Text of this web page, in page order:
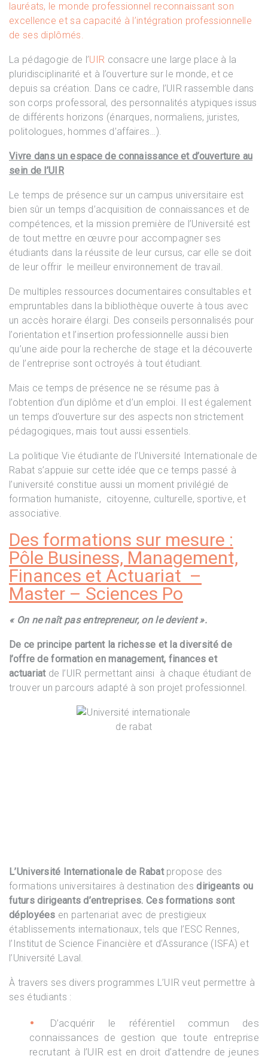
lauréats, le monde professionnel reconnaissant son
excellence et sa capacité à l’intégration professionnelle
de ses diplômés.
La pédagogie de l’UIR consacre une large place à la
pluridisciplinarité et à l’ouverture sur le monde, et ce
depuis sa création. Dans ce cadre, l’UIR rassemble dans
son corps professoral, des personnalités atypiques issus
de différents horizons (énarques, normaliens, juristes,
politologues, hommes d’affaires…).
Vivre dans un espace de connaissance et d’ouverture au
sein de l’UIR
Le temps de présence sur un campus universitaire est
bien sûr un temps d’acquisition de connaissances et de
compétences, et la mission première de l’Université est
de tout mettre en œuvre pour accompagner ses
étudiants dans la réussite de leur cursus, car elle se doit
de leur offrir le meilleur environnement de travail.
De multiples ressources documentaires consultables et
empruntables dans la bibliothèque ouverte à tous avec
un accès horaire élargi. Des conseils personnalisés pour
l’orientation et l’insertion professionnelle aussi bien
qu’une aide pour la recherche de stage et la découverte
de l’entreprise sont octroyés à tout étudiant.
Mais ce temps de présence ne se résume pas à
l’obtention d’un diplôme et d’un emploi. Il est également
un temps d’ouverture sur des aspects non strictement
pédagogiques, mais tout aussi essentiels.
La politique Vie étudiante de l’Université Internationale de
Rabat s’appuie sur cette idée que ce temps passé à
l’université constitue aussi un moment privilégié de
formation humaniste, citoyenne, culturelle, sportive, et
associative.
Des formations sur mesure :
Pôle Business, Management,
Finances et Actuariat –
Master – Sciences Po
« On ne naît pas entrepreneur, on le devient ».
De ce principe partent la richesse et la diversité de
l’offre de formation en management, finances et
actuariat de l’UIR permettant ainsi à chaque étudiant de
trouver un parcours adapté à son projet professionnel.
L’Université Internationale de Rabat propose des
formations universitaires à destination desdirigeants ou
futurs dirigeants d’entreprises. Ces formations sont
déployées en partenariat avec de prestigieux
établissements internationaux, tels que l’ESC Rennes,
l’Institut de Science Financière et d’Assurance (ISFA) et
l’Université Laval.
À travers ses divers programmes L’UIR veut permettre à
ses étudiants :
D’acquérir le référentiel commun des
connaissances de gestion que toute entreprise
recrutant à l’UIR est en droit d’attendre de jeunes